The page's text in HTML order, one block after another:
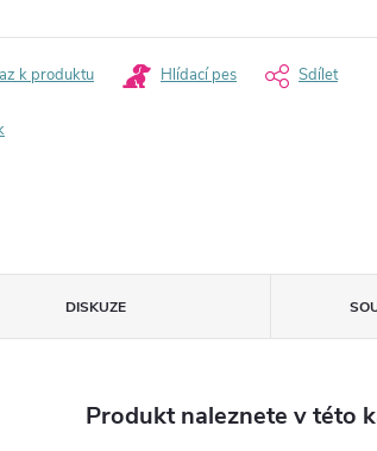
k produktu Hlídací pes Sdílet
DISKUZE
Produkt naleznete v této